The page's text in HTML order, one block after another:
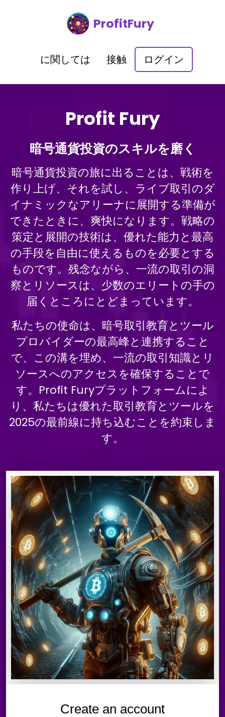
ProfitFury
に関しては 接触 ログイン
Profit Fury
暗号通貨投資のスキルを磨く
暗号通貨投資の旅に出ることは、戦術を
作り上げ、それを試し、ライブ取引のダ
イナミックなアリーナに展開する準備が
できたときに、爽快になります。戦略の
策定と展開の技術は、優れた能力と最高
の手段を自由に使えるものを必要とする
ものです。残念ながら、一流の取引の洞
察とリソースは、少数のエリートの手の
届くところにとどまっています。
私たちの使命は、暗号取引教育とツール
プロバイダーの最高峰と連携すること
で、この溝を埋め、一流の取引知識とリ
ソースへのアクセスを確保することで
す。Profit Furyプラットフォームによ
り、私たちは優れた取引教育とツールを
2025の最前線に持ち込むことを約束しま
す。